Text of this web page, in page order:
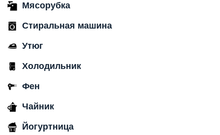
Мясорубка
Стиральная машина
Утюг
Холодильник
Фен
Чайник
Йогуртница